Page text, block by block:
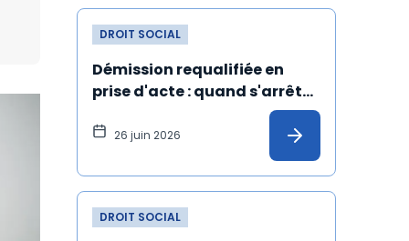
DROIT SOCIAL
Démission requalifiée en
prise d'acte : quand s'arrête
l'ancienneté du salarié ?
26 juin 2026
DROIT SOCIAL